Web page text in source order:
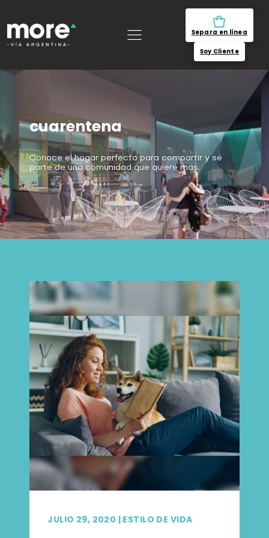
Separa en línea
Soy Cliente
cuarentena
Conoce el hogar perfecto para compartir y sé
parte de una comunidad que quiere más.
JULIO 29, 2020 | ESTILO DE VIDA